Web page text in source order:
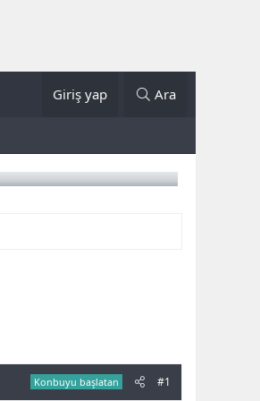
Giriş yap Ara
Konbuyu başlatan #1